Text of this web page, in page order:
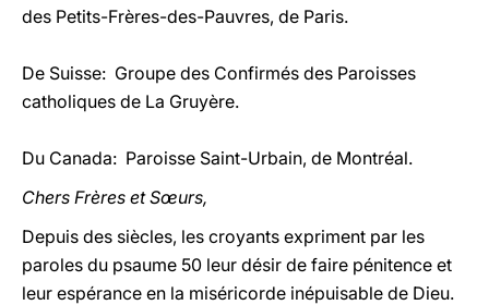
des Petits-Frères-des-Pauvres, de Paris.
De Suisse: Groupe des Confirmés des Paroisses
catholiques de La Gruyère.
Du Canada: Paroisse Saint-Urbain, de Montréal.
Chers Frères et Sœurs,
Depuis des siècles, les croyants expriment par les
paroles du psaume 50 leur désir de faire pénitence et
leur espérance en la miséricorde inépuisable de Dieu.